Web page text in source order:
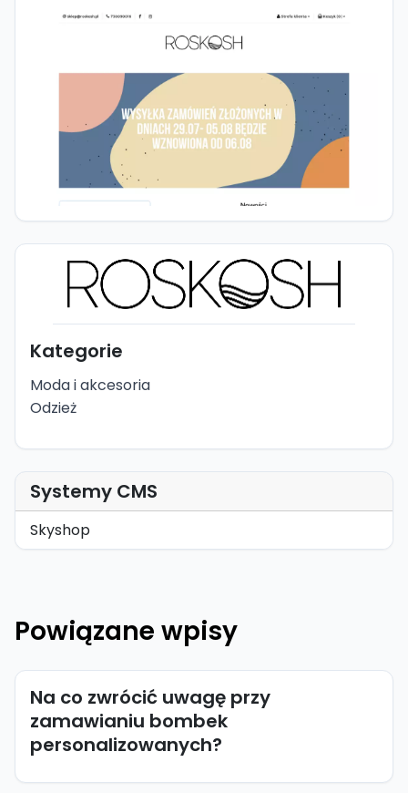
Kategorie
Moda i akcesoria
Odzież
Systemy CMS
Skyshop
Powiązane wpisy
Na co zwrócić uwagę przy
zamawianiu bombek
personalizowanych?